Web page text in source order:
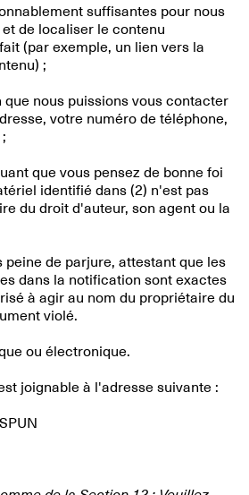
suffisantes pour nous
de localiser le contenu
(par exemple, un lien vers la
;
que nous puissions vous contacter
votre numéro de téléphone,
que vous pensez de bonne foi
identifié dans (2) n'est pas
du droit d'auteur, son agent ou la
peine de parjure, attestant que les
dans la notification sont exactes
à agir au nom du propriétaire du
violé.
ou électronique.
joignable à l'adresse suivante :